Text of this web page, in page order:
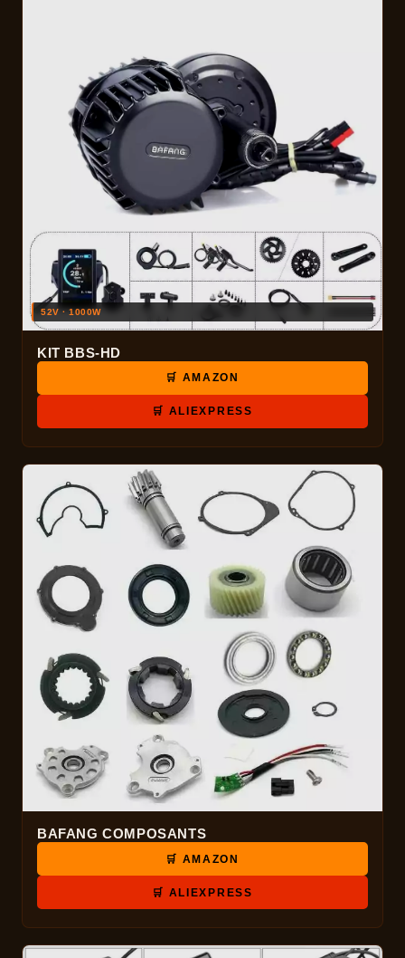
52V · 1000W
KIT BBS-HD
🛒 AMAZON
🛒 ALIEXPRESS
BAFANG COMPOSANTS
🛒 AMAZON
🛒 ALIEXPRESS